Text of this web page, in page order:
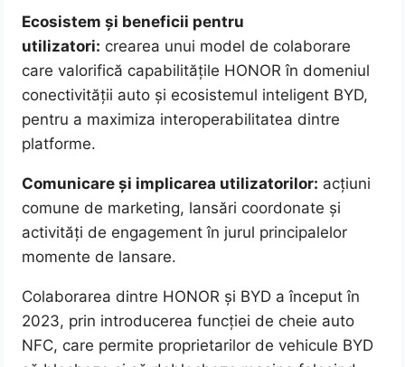
Ecosistem și beneficii pentru
utilizatori: crearea unui model de colaborare
care valorifică capabilitățile HONOR în domeniul
conectivității auto și ecosistemul inteligent BYD,
pentru a maximiza interoperabilitatea dintre
platforme.
Comunicare și implicarea utilizatorilor: acțiuni
comune de marketing, lansări coordonate și
activități de engagement în jurul principalelor
momente de lansare.
Colaborarea dintre HONOR și BYD a început în
2023, prin introducerea funcției de cheie auto
NFC, care permite proprietarilor de vehicule BYD